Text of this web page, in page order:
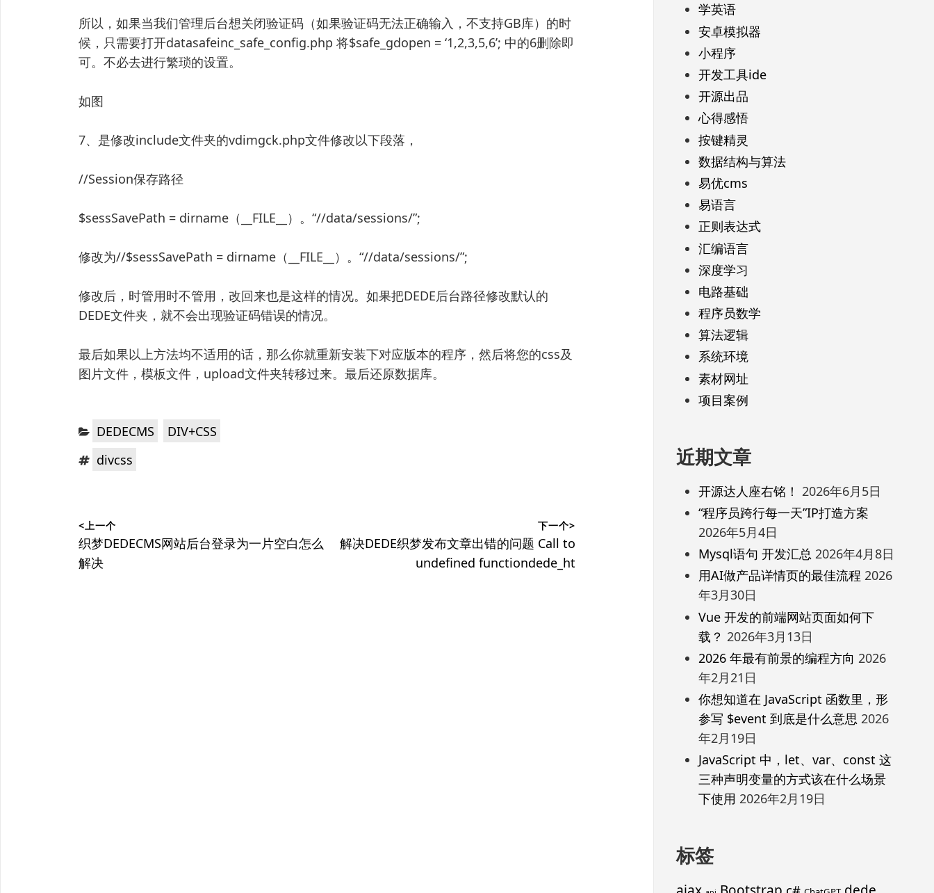
所以，如果当我们管理后台想关闭验证码（如果验证码无法正确输入，不支持GB库）的时
候，只需要打开datasafeinc_safe_config.php 将$safe_gdopen = ‘1,2,3,5,6’; 中的6删除即
可。不必去进行繁琐的设置。
如图
7、是修改include文件夹的vdimgck.php文件修改以下段落，
//Session保存路径
$sessSavePath = dirname（__FILE__）。“//data/sessions/”;
修改为//$sessSavePath = dirname（__FILE__）。“//data/sessions/”;
修改后，时管用时不管用，改回来也是这样的情况。如果把DEDE后台路径修改默认的
DEDE文件夹，就不会出现验证码错误的情况。
最后如果以上方法均不适用的话，那么你就重新安装下对应版本的程序，然后将您的css及
图片文件，模板文件，upload文件夹转移过来。最后还原数据库。
分 DEDECMS ，
DIV+CSS
标 divcss
章
导
<上一个
上
篇
织梦DEDECMS网站后台登录为一片空白怎么
解决
下一个>
下
解决DEDE织梦发布文章出错的问题 Call to
undefined functiondede_ht
学英语
安卓模拟器
小程序
开发工具ide
开源出品
心得感悟
按键精灵
数据结构与算法
易优cms
易语言
正则表达式
汇编语言
深度学习
电路基础
程序员数学
算法逻辑
系统环境
素材网址
项目案例
近期文章
开源达人座右铭！ 2026年6月5日
“程序员跨行每一天”IP打造方案
2026年5月4日
Mysql语句 开发汇总 2026年4月8日
用AI做产品详情页的最佳流程 2026
年3月30日
Vue 开发的前端网站页面如何下
载？ 2026年3月13日
2026 年最有前景的编程方向 2026
年2月21日
你想知道在 JavaScript 函数里，形
参写 $event 到底是什么意思 2026
年2月19日
JavaScript 中，let、var、const 这
三种声明变量的方式该在什么场景
下使用 2026年2月19日
标签